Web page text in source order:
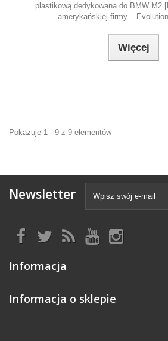
plastikową dedykowana do BMW M2
amerykańskiej firmy –
Więcej
Pokazuje 1 - 9 z 9 elementów
Newsletter
Informacja
Informacja o sklepie